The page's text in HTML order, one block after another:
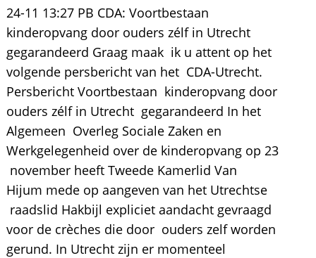
24-11 13:27 PB CDA: Voortbestaan
kinderopvang door ouders zélf in Utrecht
gegarandeerd Graag maak ik u attent op het
volgende persbericht van het CDA-Utrecht.
Persbericht Voortbestaan kinderopvang door
ouders zélf in Utrecht gegarandeerd In het
Algemeen Overleg Sociale Zaken en
Werkgelegenheid over de kinderopvang op 23
november heeft Tweede Kamerlid Van
Hijum mede op aangeven van het Utrechtse
raadslid Hakbijl expliciet aandacht gevraagd
voor de crèches die door ouders zelf worden
gerund. In Utrecht zijn er momenteel